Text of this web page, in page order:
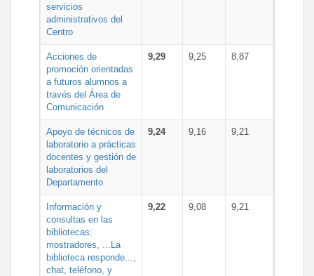
servicios
administrativos del
Centro
Acciones de
promoción orientadas
a futuros alumnos a
través del Área de
Comunicación
9,29 9,25 8,87
Apoyo de técnicos de
laboratorio a prácticas
docentes y gestión de
laboratorios del
Departamento
9,24 9,16 9,21
Información y
consultas en las
bibliotecas:
mostradores, ...La
biblioteca responde...,
chat, teléfono, y
9,22 9,08 9,21